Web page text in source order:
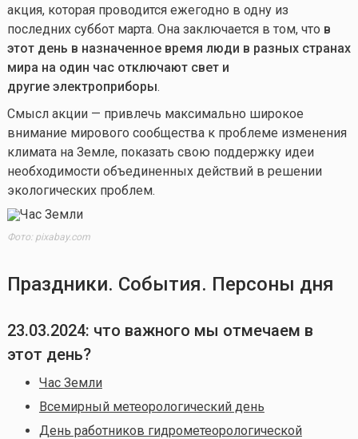
акция, которая проводится ежегодно в одну из
последних суббот марта. Она заключается в том, что в
этот день в назначенное время люди в разных странах
мира на один час отключают свет и
другие электроприборы.
Смысл акции — привлечь максимально широкое
внимание мирового сообщества к проблеме изменения
климата на Земле, показать свою поддержку идеи
необходимости объединенных действий в решении
экологических проблем.
Фото: pixabay.com
Праздники. События. Персоны дня
23.03.2024: что важного мы отмечаем в
этот день?
Час Земли
Всемирный метеорологический день
День работников гидрометеорологической